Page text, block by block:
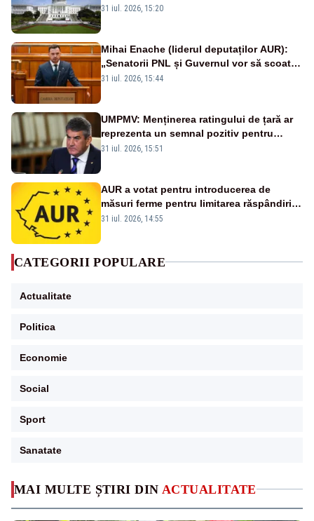
MAI MULTE ȘTIRI DIN ACTUALITATE
începând cu 8 august
31 iul. 2026, 15:20
Mihai Enache (liderul deputaților AUR):
„Senatorii PNL și Guvernul vor să scoată
la vânzare bunuri publice pentru a stinge
31 iul. 2026, 15:44
UMPMV: Menținerea ratingului de țară ar
reprezenta un semnal pozitiv pentru
România. Autoritățile trebuie să continue
31 iul. 2026, 15:51
AUR a votat pentru introducerea de
măsuri ferme pentru limitarea răspândirii
virusului pestei porcine africane
31 iul. 2026, 14:55
CATEGORII POPULARE
Actualitate
Politica
Economie
Social
Sport
Sanatate